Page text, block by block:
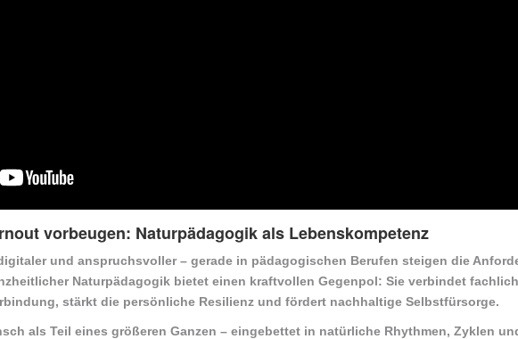
vorbeugen: Naturpädagogik als Lebenskompetenz
und anspruchsvoller – gerade in pädagogischen Berufen steigen die
Naturpädagogik bietet einen kraftvollen Gegenpol: Sie verbindet
stärkt die persönliche Resilienz und fördert nachhaltige Selbstfürsorge.
als Teil eines größeren Ganzen – eingebettet in natürliche Rhythmen, Zyklen